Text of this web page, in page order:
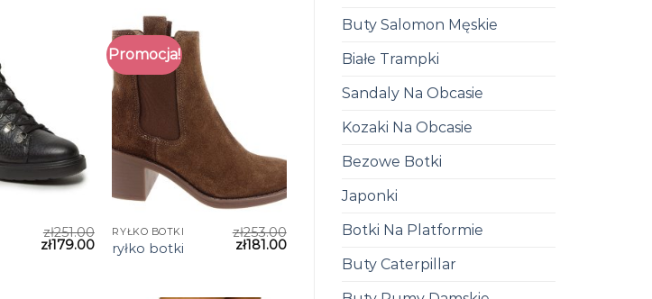
Buty Salomon Męskie
Białe Trampki
Sandaly Na Obcasie
Kozaki Na Obcasie
Bezowe Botki
Japonki
Botki Na Platformie
Buty Caterpillar
zł251.00
zł179.00
Promocja!
RYŁKO BOTKI
ryłko botki
zł253.00
zł181.00